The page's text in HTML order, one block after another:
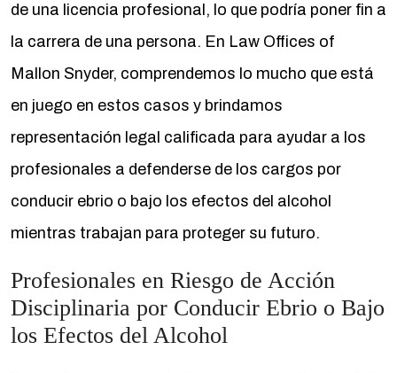
de una licencia profesional, lo que podría poner fin a
la carrera de una persona. En Law Offices of
Mallon Snyder, comprendemos lo mucho que está
en juego en estos casos y brindamos
representación legal calificada para ayudar a los
profesionales a defenderse de los cargos por
conducir ebrio o bajo los efectos del alcohol
mientras trabajan para proteger su futuro.
Profesionales en Riesgo de Acción
Disciplinaria por Conducir Ebrio o Bajo
los Efectos del Alcohol